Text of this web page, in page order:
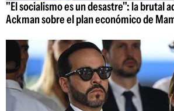
"El socialismo es un desastre": la brutal
Ackman sobre el plan económico de